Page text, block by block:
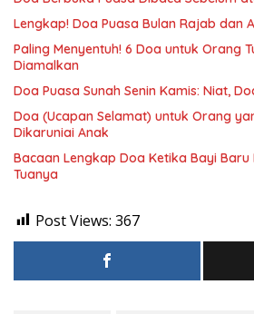
Lengkap! Doa Puasa Bulan Rajab dan
Paling Menyentuh! 6 Doa untuk Orang
Diamalkan
Doa Puasa Sunah Senin Kamis: Niat,
Doa (Ucapan Selamat) untuk Orang
Dikaruniai Anak
Bacaan Lengkap Doa Ketika Bayi Baru
Tuanya
Post Views: 367